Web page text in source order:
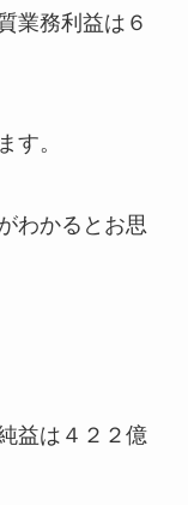
業務利益は６
す。
わかるとお思
益は４２２億